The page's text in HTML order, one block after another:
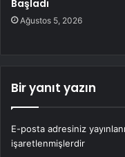
Başladı
Ağustos 5, 2026
Bir yanıt yazın
E-posta adresiniz
işaretlenmişlerdir